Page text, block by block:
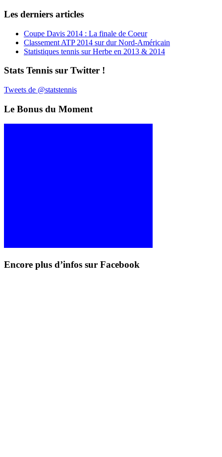
Les derniers articles
Coupe Davis 2014 : La finale de Coeur
Classement ATP 2014 sur dur Nord-Américain
Statistiques tennis sur Herbe en 2013 & 2014
Stats Tennis sur Twitter !
Tweets de @statstennis
Le Bonus du Moment
Encore plus d’infos sur Facebook